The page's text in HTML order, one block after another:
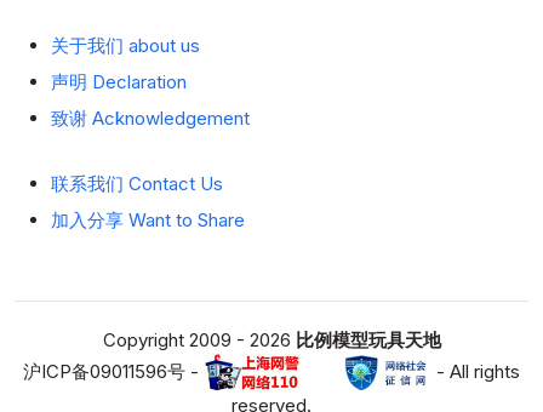
关于我们 about us
声明 Declaration
致谢 Acknowledgement
联系我们 Contact Us
加入分享 Want to Share
Copyright 2009 - 2026 比例模型玩具天地
沪ICP备09011596号 -
- All rights
reserved.